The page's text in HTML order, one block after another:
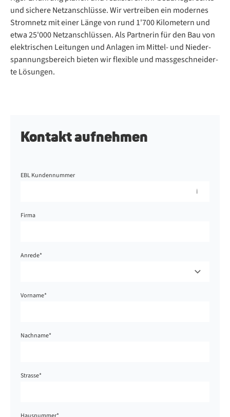
und si­che­re Netz­an­schlüs­se. Wir ver­trei­ben ein mo­der­nes
Strom­netz mit ei­ner Län­ge von rund 1'700 Ki­lo­me­tern und
etwa 25'000 Netz­an­schlüs­sen. Als Part­ne­rin für den Bau von
elek­tri­schen Lei­tun­gen und An­la­gen im Mit­tel- und Nie­der­
span­nungs­be­reich bie­ten wir fle­xi­ble und mass­ge­schnei­der­
te Lö­sun­gen.
Kontakt aufnehmen
EBL Kundennummer
Firma
Anrede*
Vorname*
Nachname*
Strasse*